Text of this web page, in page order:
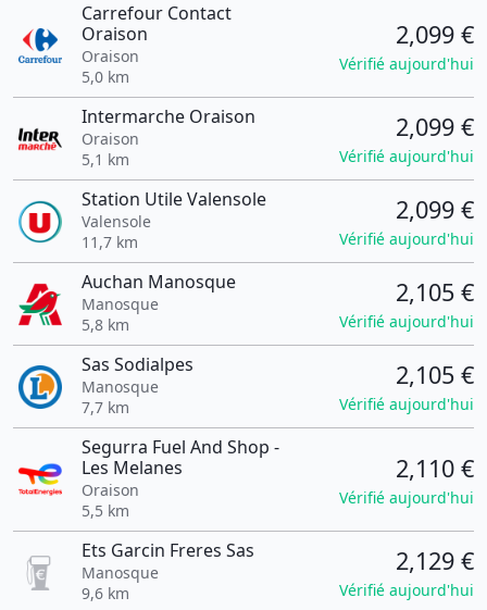
Carrefour Contact
Oraison
Oraison
5,0 km
2,099 €
Vérifié aujourd'hui
Intermarche Oraison
Oraison
5,1 km
2,099 €
Vérifié aujourd'hui
Station Utile Valensole
Valensole
11,7 km
2,099 €
Vérifié aujourd'hui
Auchan Manosque
Manosque
5,8 km
2,105 €
Vérifié aujourd'hui
Sas Sodialpes
Manosque
7,7 km
2,105 €
Vérifié aujourd'hui
Segurra Fuel And Shop -
Les Melanes
Oraison
5,5 km
2,110 €
Vérifié aujourd'hui
Ets Garcin Freres Sas
Manosque
9,6 km
2,129 €
Vérifié aujourd'hui